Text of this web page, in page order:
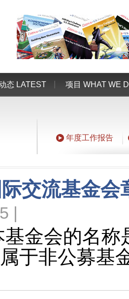
态 LATEST 项目 WHAT WE
年度工作报告
交流基金会
|
金会的名
于非公募基